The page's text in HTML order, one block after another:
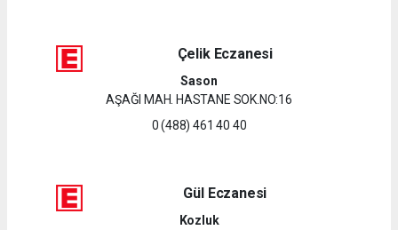
Çelik Eczanesi
Sason
AŞAĞI MAH. HASTANE SOK.NO:16
0 (488) 461 40 40
Gül Eczanesi
Kozluk